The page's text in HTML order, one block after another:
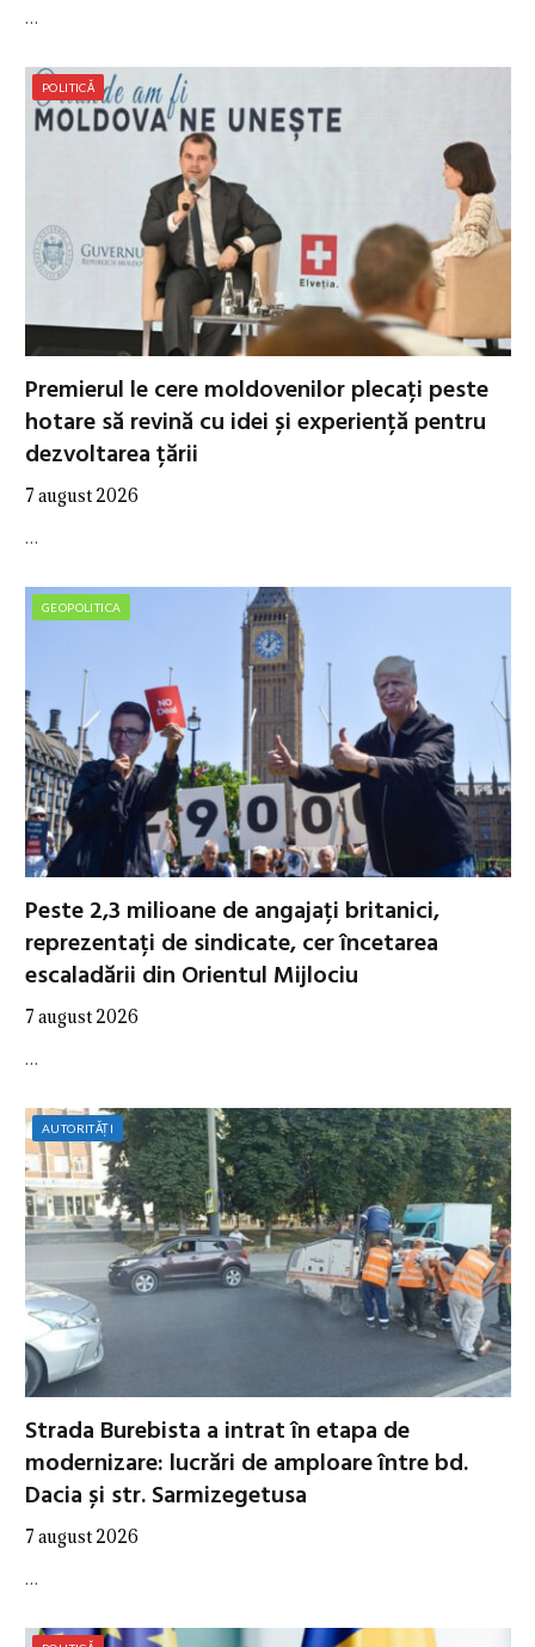
…
POLITICĂ
Premierul le cere moldovenilor plecați peste
hotare să revină cu idei și experiență pentru
dezvoltarea țării
7 august 2026
…
GEOPOLITICA
Peste 2,3 milioane de angajați britanici,
reprezentați de sindicate, cer încetarea
escaladării din Orientul Mijlociu
7 august 2026
…
AUTORITĂȚI
Strada Burebista a intrat în etapa de
modernizare: lucrări de amploare între bd.
Dacia și str. Sarmizegetusa
7 august 2026
…